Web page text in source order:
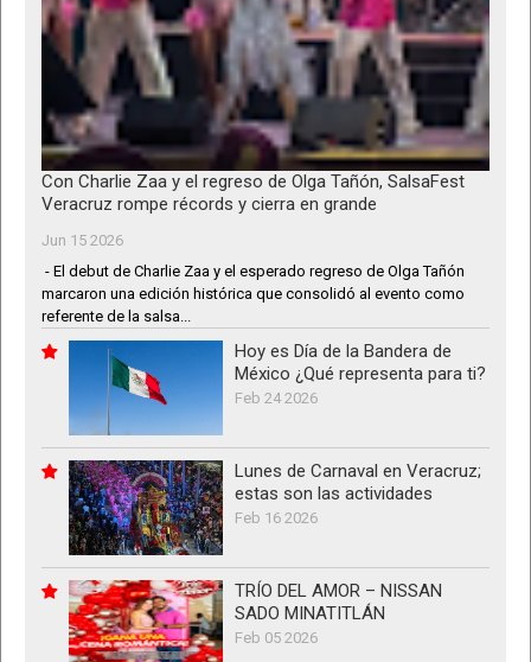
Con Charlie Zaa y el regreso de Olga Tañón, SalsaFest
Veracruz rompe récords y cierra en grande
Jun 15 2026
- El debut de Charlie Zaa y el esperado regreso de Olga Tañón
marcaron una edición histórica que consolidó al evento como
referente de la salsa...
Hoy es Día de la Bandera de
México ¿Qué representa para ti?
Feb 24 2026
Lunes de Carnaval en Veracruz;
estas son las actividades
Feb 16 2026
TRÍO DEL AMOR – NISSAN
SADO MINATITLÁN
Feb 05 2026